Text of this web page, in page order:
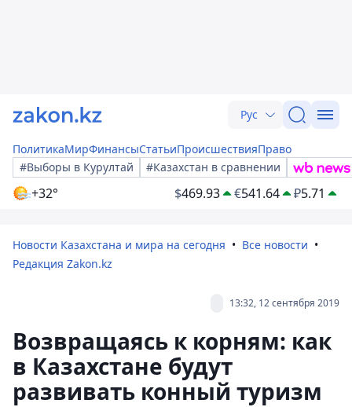
Рус
ПолитикаМирФинансыСтатьиПроисшествияПраво
#Выборы в Курултай
#Казахстан в сравнении
+32° $469.93 €541.64 ₽5.71
Новости Казахстана и мира на сегодня
Все новости
Редакция Zakon.kz
13:32, 12 сентября 2019
Возвращаясь к корням: как
в Казахстане будут
развивать конный туризм